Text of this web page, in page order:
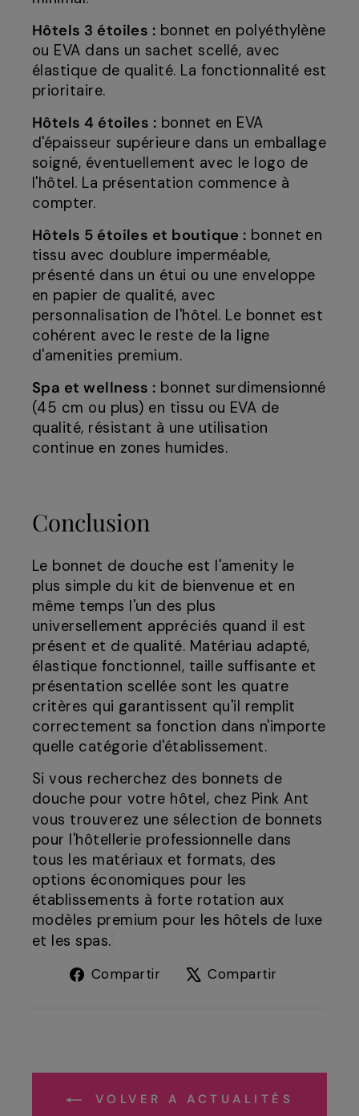
Hôtels 3 étoiles : bonnet en polyéthylène
ou EVA dans un sachet scellé, avec
élastique de qualité. La fonctionnalité est
prioritaire.
Hôtels 4 étoiles : bonnet en EVA
d'épaisseur supérieure dans un emballage
soigné, éventuellement avec le logo de
l'hôtel. La présentation commence à
compter.
Hôtels 5 étoiles et boutique : bonnet en
tissu avec doublure imperméable,
présenté dans un étui ou une enveloppe
en papier de qualité, avec
personnalisation de l'hôtel. Le bonnet est
cohérent avec le reste de la ligne
d'amenities premium.
Spa et wellness : bonnet surdimensionné
(45 cm ou plus) en tissu ou EVA de
qualité, résistant à une utilisation
continue en zones humides.
Conclusion
Le bonnet de douche est l'amenity le
plus simple du kit de bienvenue et en
même temps l'un des plus
universellement appréciés quand il est
présent et de qualité. Matériau adapté,
élastique fonctionnel, taille suffisante et
présentation scellée sont les quatre
critères qui garantissent qu'il remplit
correctement sa fonction dans n'importe
quelle catégorie d'établissement.
Si vous recherchez des bonnets de
douche pour votre hôtel, chez Pink Ant
vous trouverez une sélection de bonnets
pour l'hôtellerie professionnelle dans
tous les matériaux et formats, des
options économiques pour les
établissements à forte rotation aux
modèles premium pour les hôtels de luxe
et les spas.
Compartir
Compartir
Compartir
VOLVER A ACTUALITÉS